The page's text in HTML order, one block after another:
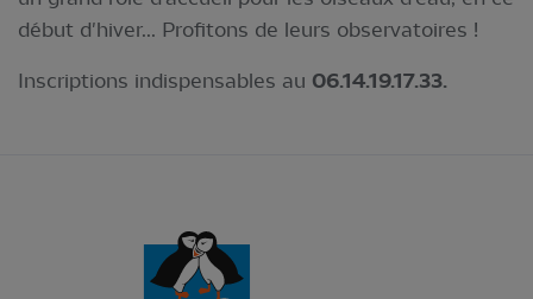
début d'hiver... Profitons de leurs observatoires !
Inscriptions indispensables au 06.14.19.17.33.